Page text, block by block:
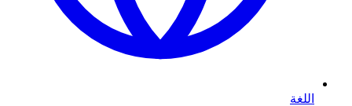
اللغة